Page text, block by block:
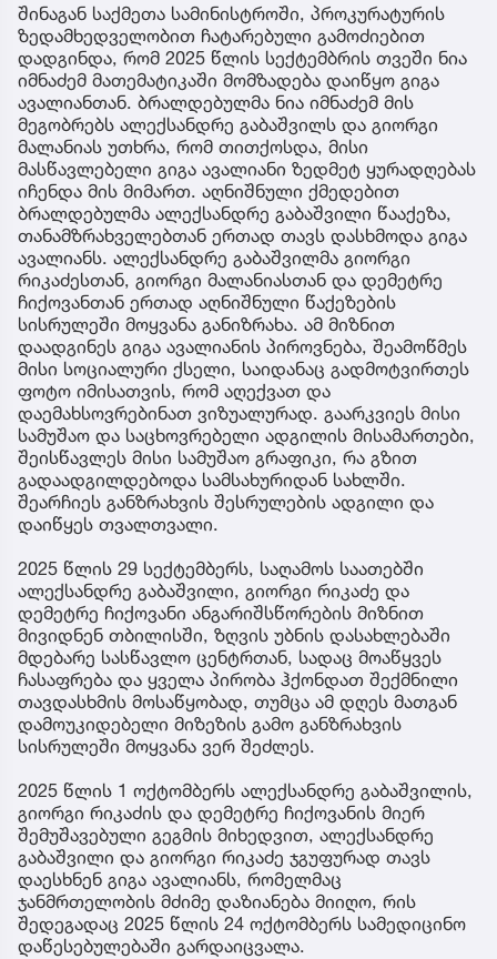
შინაგან საქმეთა სამინისტროში, პროკურატურის
ზედამხედველობით ჩატარებული გამოძიებით
დადგინდა, რომ 2025 წლის სექტემბრის თვეში ნია
იმნაძემ მათემატიკაში მომზადება დაიწყო გიგა
ავალიანთან. ბრალდებულმა ნია იმნაძემ მის
მეგობრებს ალექსანდრე გაბაშვილს და გიორგი
მალანიას უთხრა, რომ თითქოსდა, მისი
მასწავლებელი გიგა ავალიანი ზედმეტ ყურადღებას
იჩენდა მის მიმართ. აღნიშნული ქმედებით
ბრალდებულმა ალექსანდრე გაბაშვილი წააქეზა,
თანამზრახველებთან ერთად თავს დასხმოდა გიგა
ავალიანს. ალექსანდრე გაბაშვილმა გიორგი
რიკაძესთან, გიორგი მალანიასთან და დემეტრე
ჩიქოვანთან ერთად აღნიშნული წაქეზების
სისრულეში მოყვანა განიზრახა. ამ მიზნით
დაადგინეს გიგა ავალიანის პიროვნება, შეამოწმეს
მისი სოციალური ქსელი, საიდანაც გადმოტვირთეს
ფოტო იმისათვის, რომ აღექვათ და
დაემახსოვრებინათ ვიზუალურად. გაარკვიეს მისი
სამუშაო და საცხოვრებელი ადგილის მისამართები,
შეისწავლეს მისი სამუშაო გრაფიკი, რა გზით
გადაადგილდებოდა სამსახურიდან სახლში.
შეარჩიეს განზრახვის შესრულების ადგილი და
დაიწყეს თვალთვალი.
2025 წლის 29 სექტემბერს, საღამოს საათებში
ალექსანდრე გაბაშვილი, გიორგი რიკაძე და
დემეტრე ჩიქოვანი ანგარიშსწორების მიზნით
მივიდნენ თბილისში, ზღვის უბნის დასახლებაში
მდებარე სასწავლო ცენტრთან, სადაც მოაწყვეს
ჩასაფრება და ყველა პირობა ჰქონდათ შექმნილი
თავდასხმის მოსაწყობად, თუმცა ამ დღეს მათგან
დამოუკიდებელი მიზეზის გამო განზრახვის
სისრულეში მოყვანა ვერ შეძლეს.
2025 წლის 1 ოქტომბერს ალექსანდრე გაბაშვილის,
გიორგი რიკაძის და დემეტრე ჩიქოვანის მიერ
შემუშავებული გეგმის მიხედვით, ალექსანდრე
გაბაშვილი და გიორგი რიკაძე ჯგუფურად თავს
დაესხნენ გიგა ავალიანს, რომელმაც
ჯანმრთელობის მძიმე დაზიანება მიიღო, რის
შედეგადაც 2025 წლის 24 ოქტომბერს სამედიცინო
დაწესებულებაში გარდაიცვალა.